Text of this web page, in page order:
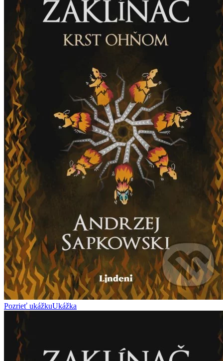
Pozrieť ukážkuUkážka